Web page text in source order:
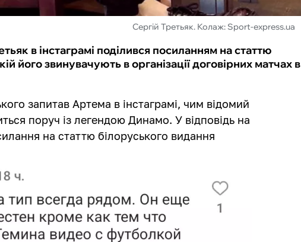
Сергій Третьяк. Колаж: Sport-express.ua
в інстаграмі поділився посиланням на статтю
його звинувачують в організації договірних матчах в
запитав Артема в інстаграмі, чим відомий
поруч із легендою Динамо. У відповідь на
на статтю білоруського видання